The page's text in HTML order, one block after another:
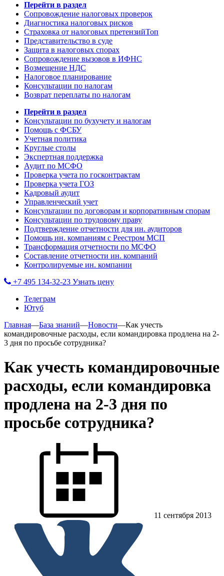
Перейти в раздел
Сопровождение налоговых проверок
Диагностика налоговых рисков
Страховка от налоговых претензийТоп
Представительство в суде
Защита в налоговых спорах
Сопровождение вызовов в ИФНС
Возмещение НДС
Налоговое планирование
Консультации по налогам
Возврат переплаты по налогам
Перейти в раздел
Консультации по бухучету и налогам
Помощь с ФСБУ
Учетная политика
Круглые столы
Экспертная поддержка
Аудит по МСФО
Проверка учета по госконтрактам
Проверка учета ГОЗ
Кадровый аудит
Управленческий учет
Консультации по договорам и корпоративным спорам
Консультации по трудовому праву
Подтверждение отчетности для ин. аудиторов
Помощь ин. компаниям с Реестром МСП
Трансформация отчетности по МСФО
Составление отчетности ин. компаний
Контролируемые ин. компании
+7 495 134-32-23 Узнать цену
Телеграм
Ютуб
Главная—База знаний—Новости—Как учесть
командировочные расходы, если командировка продлена на 2-
3 дня по просьбе сотрудника?
Как учесть командировочные
расходы, если командировка
продлена на 2-3 дня по
просьбе сотрудника?
11 сентября 2013